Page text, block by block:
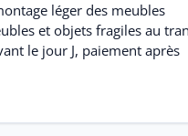
léger des meubles
et objets fragiles au
le jour J, paiement après